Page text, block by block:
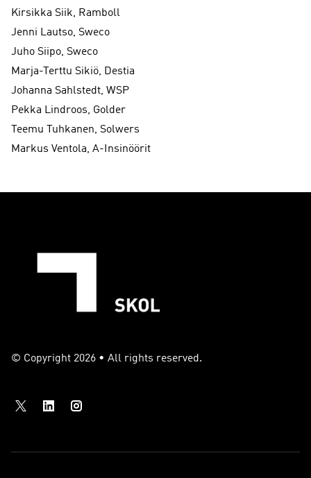
Kirsikka Siik, Ramboll
Jenni Lautso, Sweco
Juho Siipo, Sweco
Marja-Terttu Sikiö, Destia
Johanna Sahlstedt, WSP
Pekka Lindroos, Golder
Teemu Tuhkanen, Solwers
Markus Ventola, A-Insinöörit
© Copyright 2026 • All rights reserved.